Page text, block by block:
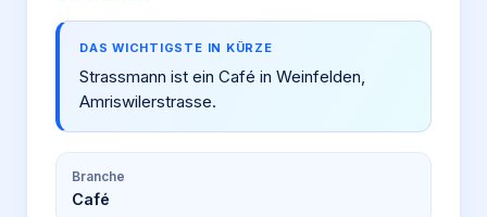
DAS WICHTIGSTE IN KÜRZE
Strassmann ist ein Café in Weinfelden,
Amriswilerstrasse.
Branche
Café